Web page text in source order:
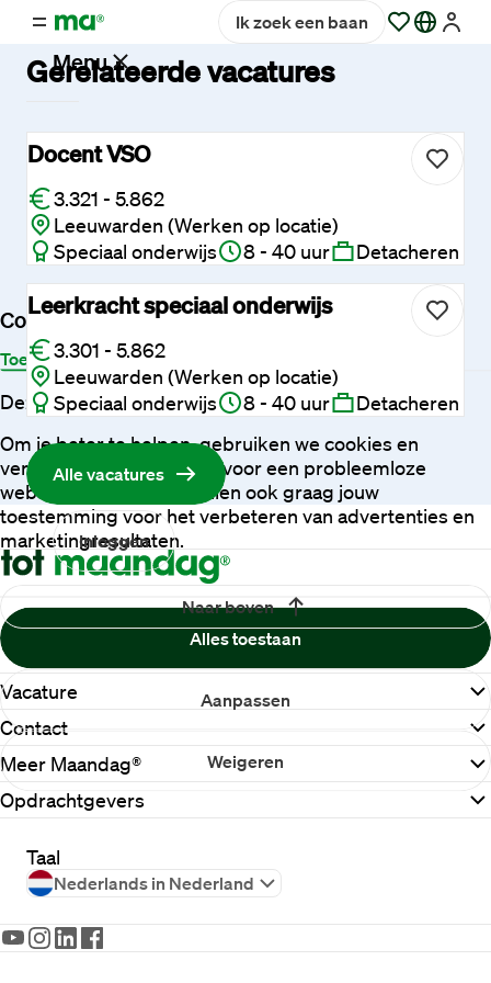
Menu
Vacatures
Werken
bij
Maandag®
Hulp
service
Inloggen
Ik zoek een baan
Cookies
ToestemmingDetailsOver
Deze website maakt gebruik van cookies
Om je beter te helpen, gebruiken we cookies en
vergelijkbare technieken voor een probleemloze
website-ervaring. We willen ook graag jouw
toestemming voor het verbeteren van advertenties en
marketingresultaten.
Weigeren
Aanpassen
Alles toestaan
Gerelateerde vacatures
Docent VSO
3.321 - 5.862
Leeuwarden (Werken op locatie)
Speciaal onderwijs
8 - 40 uur Detacheren
Leerkracht speciaal onderwijs
3.301 - 5.862
Leeuwarden (Werken op locatie)
Speciaal onderwijs
8 - 40 uur Detacheren
Alle vacatures
Naar boven
Vacature
Contact
Meer Maandag®
Opdrachtgevers
Taal
Nederlands in Nederland